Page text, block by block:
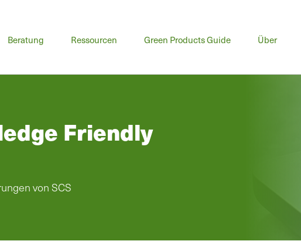
Beratung Ressourcen Green Products Guide Über
Friendly
von SCS